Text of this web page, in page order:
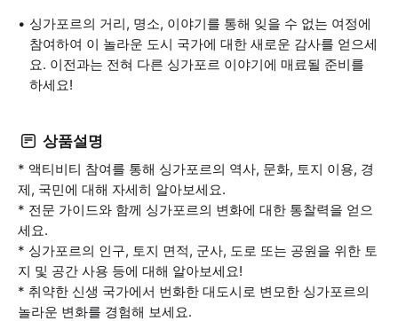
싱가포르의 거리, 명소, 이야기를 통해 잊을 수 없는 여정에
참여하여 이 놀라운 도시 국가에 대한 새로운 감사를 얻으세
요. 이전과는 전혀 다른 싱가포르 이야기에 매료될 준비를
하세요!
상품설명
* 액티비티 참여를 통해 싱가포르의 역사, 문화, 토지 이용, 경
제, 국민에 대해 자세히 알아보세요.
* 전문 가이드와 함께 싱가포르의 변화에 대한 통찰력을 얻으
세요.
* 싱가포르의 인구, 토지 면적, 군사, 도로 또는 공원을 위한 토
지 및 공간 사용 등에 대해 알아보세요!
* 취약한 신생 국가에서 번화한 대도시로 변모한 싱가포르의
놀라운 변화를 경험해 보세요.